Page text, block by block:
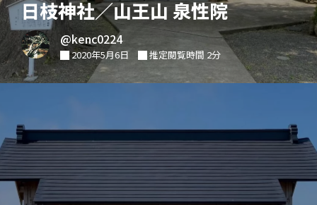
日枝神社／山王山 泉性院
@kenc0224
2020年5月6日 推定閲覧時間 2分